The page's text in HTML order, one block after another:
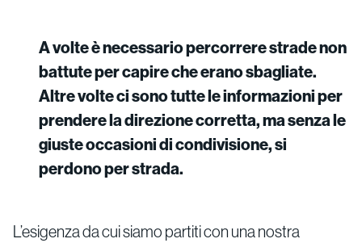
A volte è necessario percorrere strade non
battute per capire che erano sbagliate.
Altre volte ci sono tutte le informazioni per
prendere la direzione corretta, ma senza le
giuste occasioni di condivisione, si
perdono per strada.
L’esigenza da cui siamo partiti con una nostra